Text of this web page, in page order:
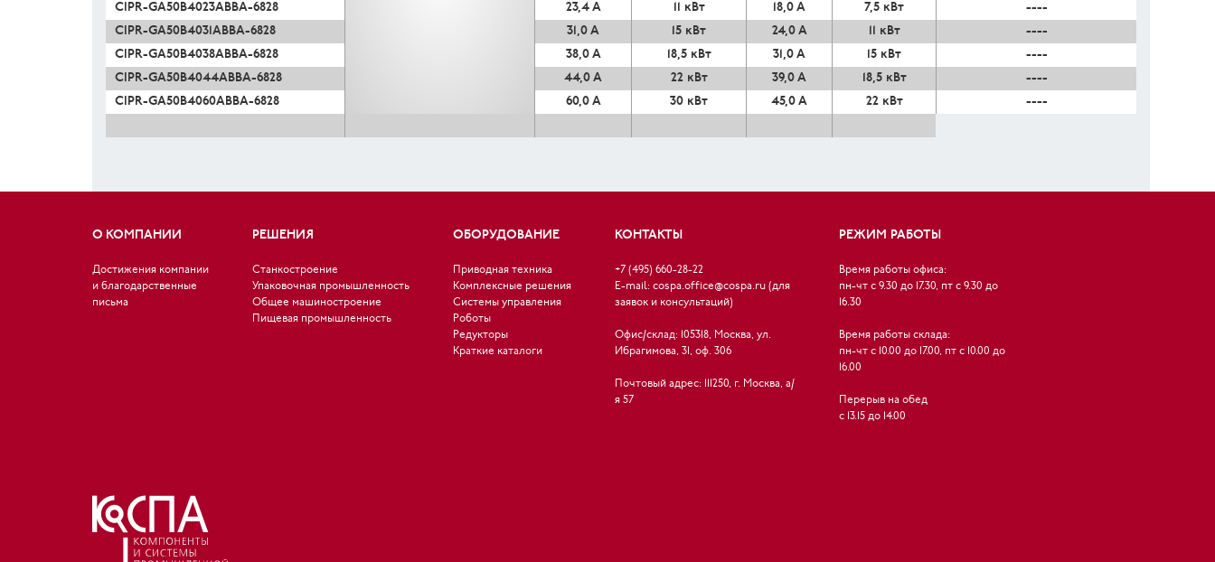
CIPR-GA50B4023ABBA-6828
23,4 А 11 кВт 18,0 А 7,5 кВт
----
CIPR-GA50B4031ABBA-6828
31,0 А 15 кВт 24,0 А 11 кВт
----
CIPR-GA50B4038ABBA-6828
38,0 А 18,5 кВт 31,0 А 15 кВт
----
CIPR-GA50B4044ABBA-6828
44,0 А 22 кВт 39,0 А 18,5 кВт
----
CIPR-GA50B4060ABBA-6828
60,0 А 30 кВт 45,0 А 22 кВт ----
О КОМПАНИИ
Достижения компании
и благодарственные
письма
РЕШЕНИЯ
Станкостроение
Упаковочная промышленность
Общее машиностроение
Пищевая промышленность
ОБОРУДОВАНИЕ
Приводная техника
Комплексные решения
Системы управления
Роботы
Редукторы
Краткие каталоги
КОНТАКТЫ
+7 (495) 660-28-22
E-mail: cospa.office@cospa.ru (для
заявок и консультаций)
Офис/склад: 105318, Москва, ул.
Ибрагимова, 31, оф. 306
Почтовый адрес: 111250, г. Москва, а/
я 57
РЕЖИМ РАБОТЫ
Время работы офиса:
пн-чт с 9.30 до 17.30, пт с 9.30 до
16.30
Время работы склада:
пн-чт с 10.00 до 17.00, пт с 10.00 до
16.00
Перерыв на обед
с 13.15 до 14.00